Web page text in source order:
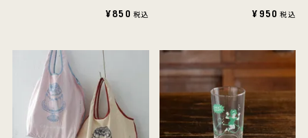
¥850
¥950